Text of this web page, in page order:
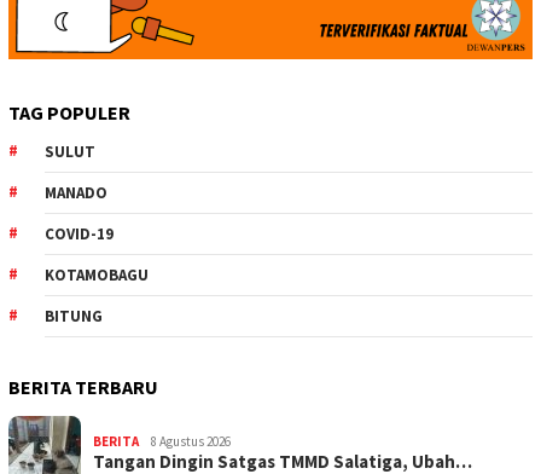
TAG POPULER
SULUT
MANADO
COVID-19
KOTAMOBAGU
BITUNG
BERITA TERBARU
BERITA 8 Agustus 2026
Tangan Dingin Satgas TMMD Salatiga, Ubah…